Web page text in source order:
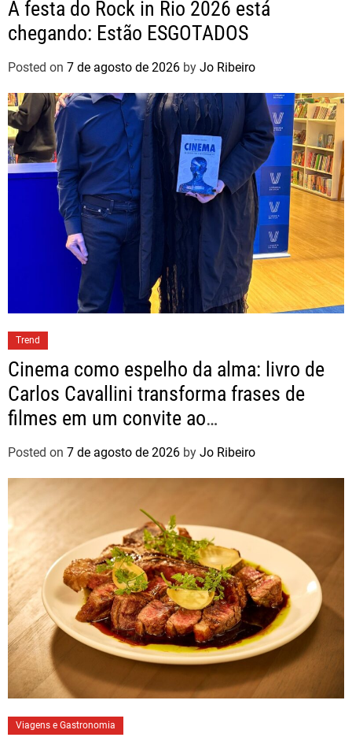
A festa do Rock in Rio 2026 está
chegando: Estão ESGOTADOS
Posted on 7 de agosto de 2026 by Jo Ribeiro
Trend
Cinema como espelho da alma: livro de
Carlos Cavallini transforma frases de
filmes em um convite ao
autoconhecimento
Posted on 7 de agosto de 2026 by Jo Ribeiro
Viagens e Gastronomia